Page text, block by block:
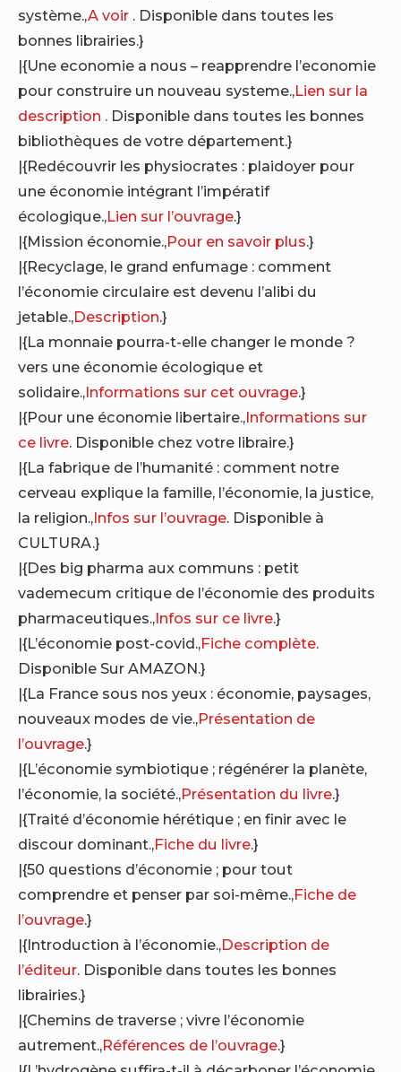
système.,A voir . Disponible dans toutes les
bonnes librairies.}
|{Une economie a nous – reapprendre l’economie
pour construire un nouveau systeme.,Lien sur la
description . Disponible dans toutes les bonnes
bibliothèques de votre département.}
|{Redécouvrir les physiocrates : plaidoyer pour
une économie intégrant l’impératif
écologique.,Lien sur l’ouvrage.}
|{Mission économie.,Pour en savoir plus.}
|{Recyclage, le grand enfumage : comment
l’économie circulaire est devenu l’alibi du
jetable.,Description.}
|{La monnaie pourra-t-elle changer le monde ?
vers une économie écologique et
solidaire.,Informations sur cet ouvrage.}
|{Pour une économie libertaire.,Informations sur
ce livre. Disponible chez votre libraire.}
|{La fabrique de l’humanité : comment notre
cerveau explique la famille, l’économie, la justice,
la religion.,Infos sur l’ouvrage. Disponible à
CULTURA.}
|{Des big pharma aux communs : petit
vademecum critique de l’économie des produits
pharmaceutiques.,Infos sur ce livre.}
|{L’économie post-covid.,Fiche complète.
Disponible Sur AMAZON.}
|{La France sous nos yeux : économie, paysages,
nouveaux modes de vie.,Présentation de
l’ouvrage.}
|{L’économie symbiotique ; régénérer la planète,
l’économie, la société.,Présentation du livre.}
|{Traité d’économie hérétique ; en finir avec le
discour dominant.,Fiche du livre.}
|{50 questions d’économie ; pour tout
comprendre et penser par soi-même.,Fiche de
l’ouvrage.}
|{Introduction à l’économie.,Description de
l’éditeur. Disponible dans toutes les bonnes
librairies.}
|{Chemins de traverse ; vivre l’économie
autrement.,Références de l’ouvrage.}